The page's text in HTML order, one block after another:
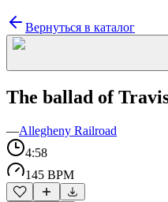
Вернуться в каталог
The ballad of
—Allegheny Railroad
4:58
145 BPM